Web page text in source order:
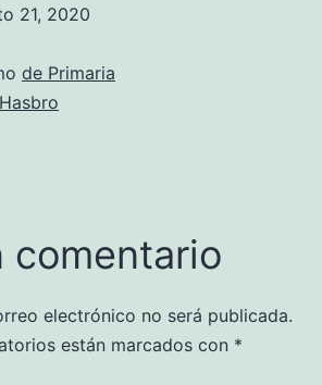
21, 2020
de Primaria
Hasbro
comentario
electrónico no será publicada.
están marcados con *